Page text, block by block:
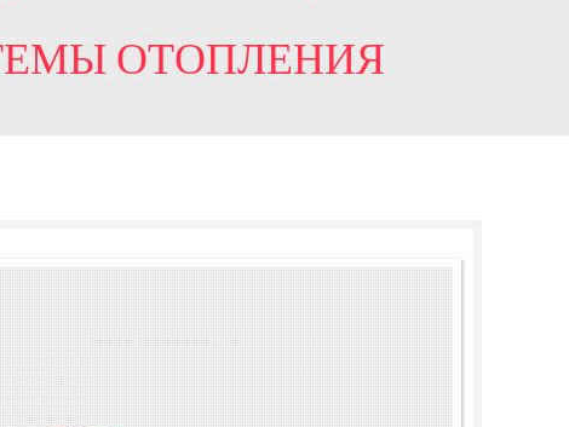
ОТОПЛЕНИЯ